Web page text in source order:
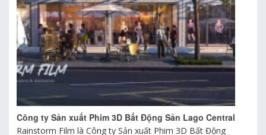
Công ty Sản xuất Phim 3D Bất Động Sản Lago Central
Rainstorm Film là Công ty Sản xuất Phim 3D Bất Động